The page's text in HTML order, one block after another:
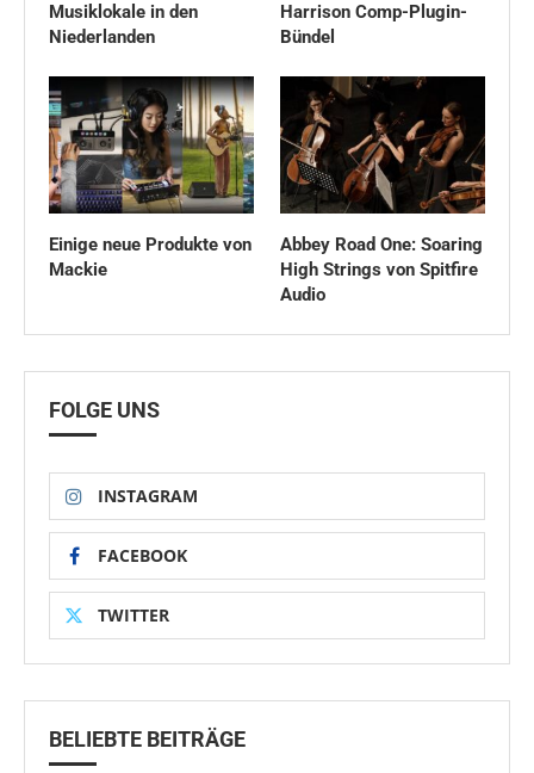
Musiklokale in den
Niederlanden
Harrison Comp-Plugin-
Bündel
Einige neue Produkte von
Mackie
Abbey Road One: Soaring
High Strings von Spitfire
Audio
FOLGE UNS
INSTAGRAM
FACEBOOK
TWITTER
BELIEBTE BEITRÄGE